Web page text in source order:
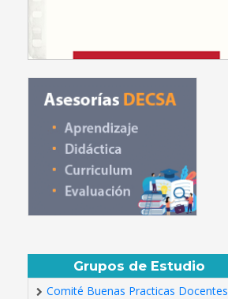
Grupos de Estudio
Comité Buenas Practicas Docentes